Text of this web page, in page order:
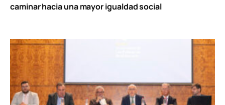
caminar hacia una mayor igualdad social